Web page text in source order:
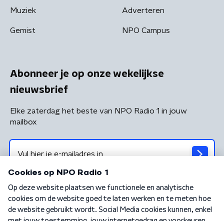
Muziek
Gemist
Adverteren
NPO Campus
Abonneer je op onze wekelijkse
nieuwsbrief
Elke zaterdag het beste van NPO Radio 1 in jouw
mailbox
Algemene voorwaarden